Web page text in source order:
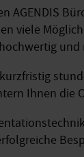
AGENDIS
viele
Ihnen die